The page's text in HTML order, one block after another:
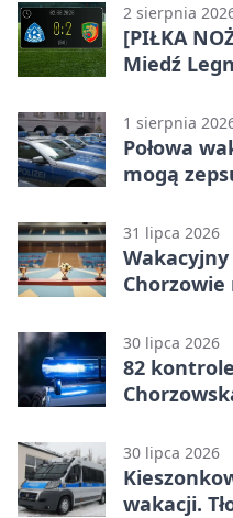
2 sierpnia
[PIŁKA
Miedź
1 sierpnia
Połowa
mogą
31 lipca 2026
30 lipca 2026
82
30 lipca 2026
wakacji.